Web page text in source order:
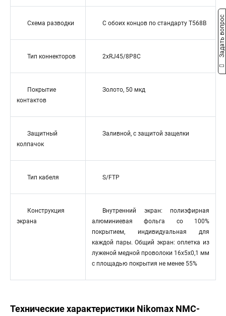
Схема разводки С обоих концов по стандарту T568B
Тип коннекторов 2xRJ45/8P8C
Покрытие
контактов
Золото, 50 мкд
Защитный
колпачок
Заливной, с защитой защелки
Тип кабеля S/FTP
Конструкция
экрана
Внутренний экран: полиэфирная
алюминиевая фольга со 100%
покрытием, индивидуальная для
каждой пары. Общий экран: оплетка из
луженой медной проволоки 16x5x0,1 мм
с площадью покрытия не менее 55%
Технические характеристики Nikomax NMC-
Задать вопрос